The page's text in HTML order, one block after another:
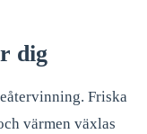
dig
Friska
värmen växlas